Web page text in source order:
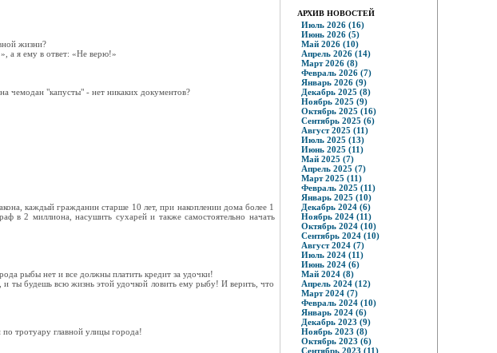
жизни?
а я ему в ответ: «Не верю!»
чемодан "капусты" - нет никаких документов?
каждый гражданин старше 10 лет, при накоплении дома более 1
в 2 миллиона, насушить сухарей и также самостоятельно начать
рыбы нет и все должны платить кредит за удочки!
и ты будешь всю жизнь этой удочкой ловить ему рыбу! И верить, что
по тротуару главной улицы города!
АРХИВ НОВОСТЕЙ
Июль 2026 (16)
Июнь 2026 (5)
Май 2026 (10)
Апрель 2026 (14)
Март 2026 (8)
Февраль 2026 (7)
Январь 2026 (9)
Декабрь 2025 (8)
Ноябрь 2025 (9)
Октябрь 2025 (16)
Сентябрь 2025 (6)
Август 2025 (11)
Июль 2025 (13)
Июнь 2025 (11)
Май 2025 (7)
Апрель 2025 (7)
Март 2025 (11)
Февраль 2025 (11)
Январь 2025 (10)
Декабрь 2024 (6)
Ноябрь 2024 (11)
Октябрь 2024 (10)
Сентябрь 2024 (10)
Август 2024 (7)
Июль 2024 (11)
Июнь 2024 (6)
Май 2024 (8)
Апрель 2024 (12)
Март 2024 (7)
Февраль 2024 (10)
Январь 2024 (6)
Декабрь 2023 (9)
Ноябрь 2023 (8)
Октябрь 2023 (6)
Сентябрь 2023 (11)